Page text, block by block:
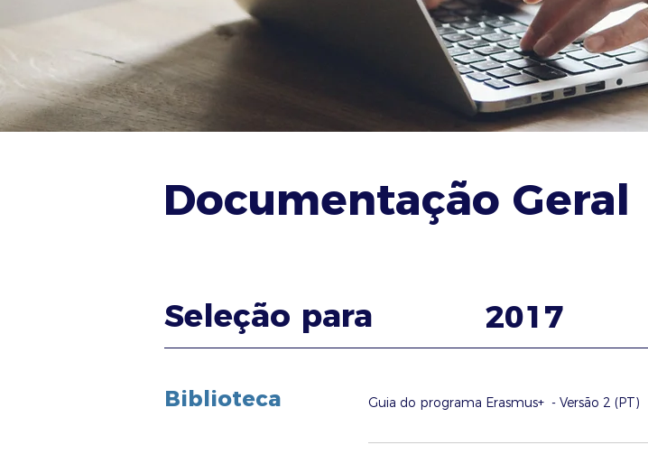
Documentação Geral
Seleção para 2017
Biblioteca Guia do programa Erasmus+ - Versão 2 (PT)